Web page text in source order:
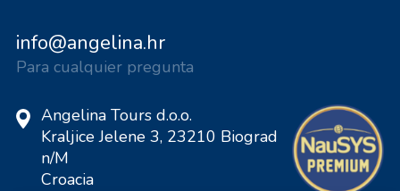
info@angelina.hr
Para cualquier pregunta
Angelina Tours d.o.o.
Kraljice Jelene 3, 23210 Biograd
n/M
Croacia